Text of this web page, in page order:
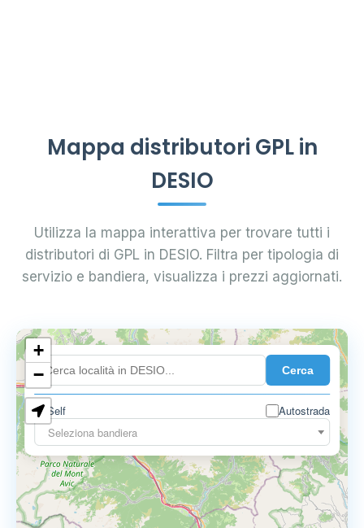
Mappa distributori GPL in
DESIO
Utilizza la mappa interattiva per trovare tutti i
distributori di GPL in DESIO. Filtra per tipologia di
servizio e bandiera, visualizza i prezzi aggiornati.
Cerca
Self
Autostrada
Seleziona bandiera
+
−